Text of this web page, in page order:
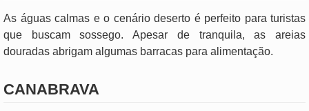
As águas calmas e o cenário deserto é perfeito para turistas
que buscam sossego. Apesar de tranquila, as areias
douradas abrigam algumas barracas para alimentação.
CANABRAVA